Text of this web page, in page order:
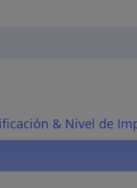
& Nivel de